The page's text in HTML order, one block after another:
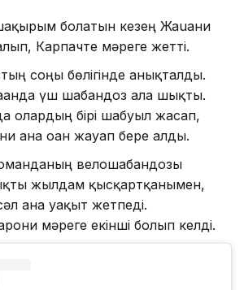
болатын кезең Жаuани
Карпачте мәреге жетті.
соңғы бөлігінде анықталды.
үш шабандоз алға шықты.
олардың бірі шабуыл жасап,
ғана оған жауап бере алды.
велошабандозы
жылдам қысқартқанымен,
ғана уақыт жетпеді.
мәреге екінші болып келді.